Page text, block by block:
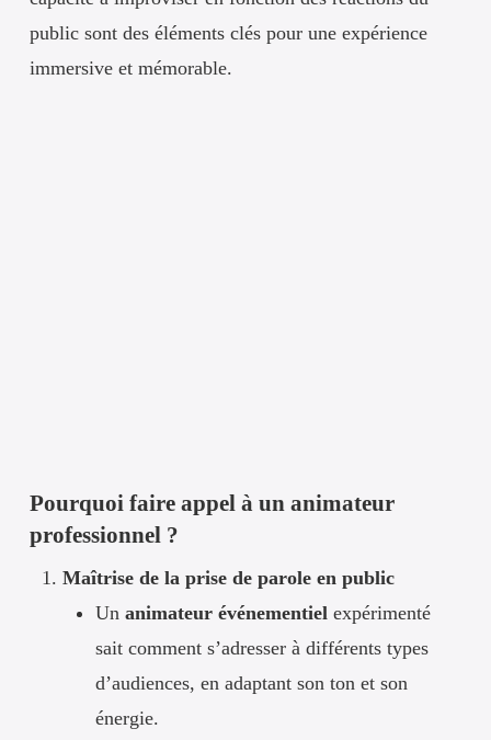
public sont des éléments clés pour une expérience
immersive et mémorable.
Pourquoi faire appel à un animateur
professionnel ?
Maîtrise de la prise de parole en public
Un animateur événementiel expérimenté
sait comment s’adresser à différents types
d’audiences, en adaptant son ton et son
énergie.